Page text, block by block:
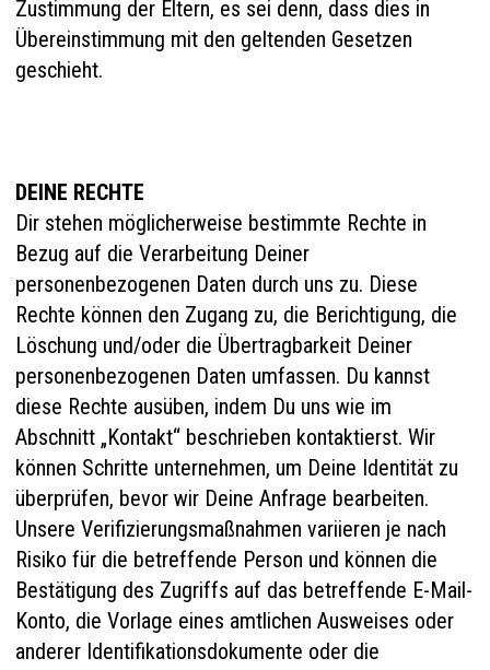
Zustimmung der Eltern, es sei denn, dass dies in
Übereinstimmung mit den geltenden Gesetzen
geschieht.
DEINE RECHTE
Dir stehen möglicherweise bestimmte Rechte in
Bezug auf die Verarbeitung Deiner
personenbezogenen Daten durch uns zu. Diese
Rechte können den Zugang zu, die Berichtigung, die
Löschung und/oder die Übertragbarkeit Deiner
personenbezogenen Daten umfassen. Du kannst
diese Rechte ausüben, indem Du uns wie im
Abschnitt „Kontakt“ beschrieben kontaktierst. Wir
können Schritte unternehmen, um Deine Identität zu
überprüfen, bevor wir Deine Anfrage bearbeiten.
Unsere Verifizierungsmaßnahmen variieren je nach
Risiko für die betreffende Person und können die
Bestätigung des Zugriffs auf das betreffende E-Mail-
Konto, die Vorlage eines amtlichen Ausweises oder
anderer Identifikationsdokumente oder die